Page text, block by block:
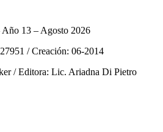
13 – Agosto 2026
/ Creación: 06-2014
/ Editora: Lic. Ariadna Di Pietro